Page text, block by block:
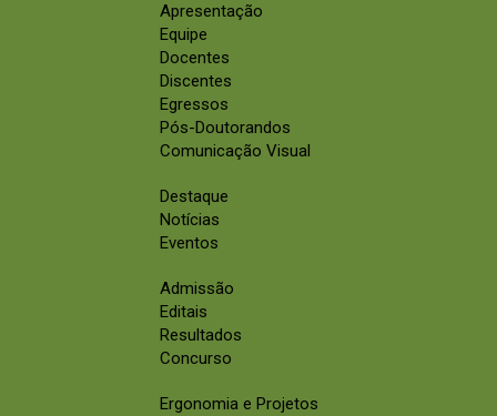
Apresentação
Equipe
Docentes
Discentes
Egressos
Pós-Doutorandos
Comunicação Visual
Destaque
Notícias
Eventos
Admissão
Editais
Resultados
Concurso
Ergonomia e Projetos